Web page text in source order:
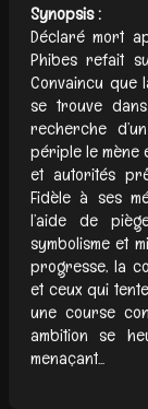
Synopsis :
Déclaré mort
Phibes refait
Convaincu
se trouve
recherche
périple le mène
et autorités
Fidèle à ses
l’aide de
symbolisme et
progresse, la
et ceux qui
une course
ambition se
menaçant...